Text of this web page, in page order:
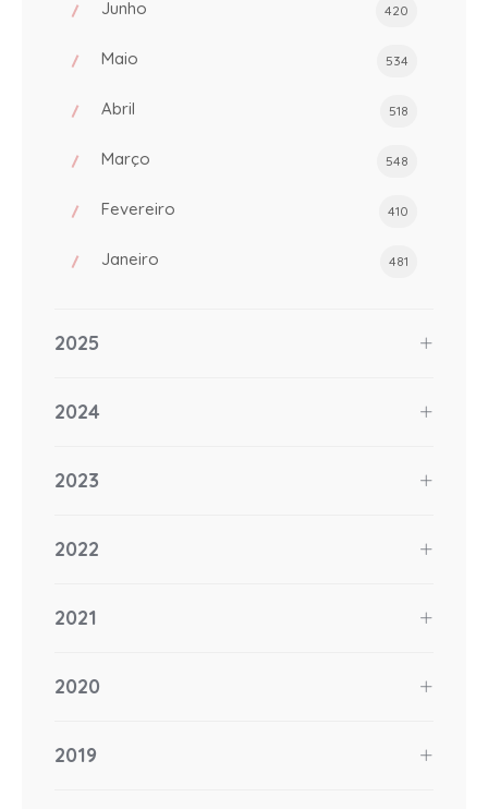
Junho 420
Maio 534
Abril 518
Março 548
Fevereiro 410
Janeiro 481
2025
2024
2023
2022
2021
2020
2019